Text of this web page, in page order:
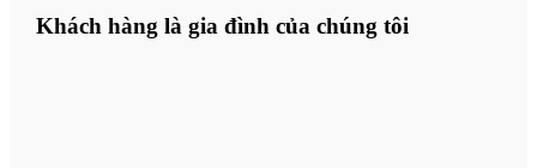
Khách hàng là gia đình của chúng tôi